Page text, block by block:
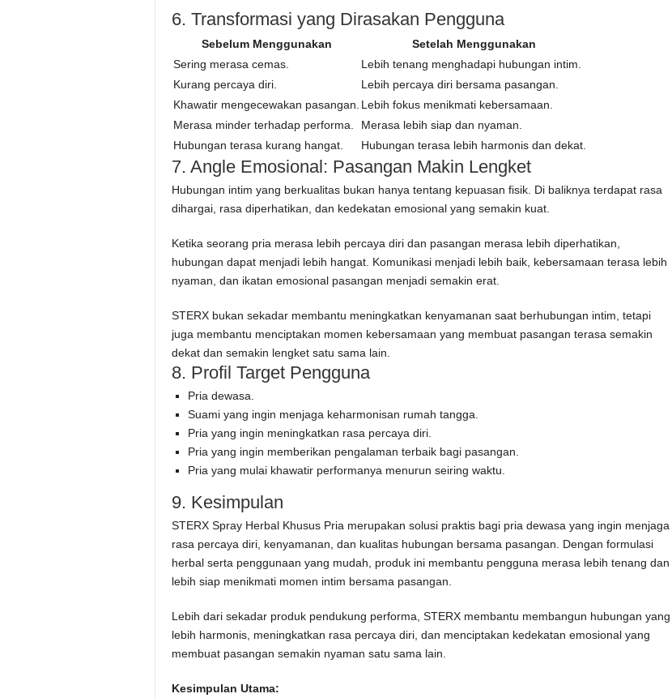
6. Transformasi yang Dirasakan Pengguna
Sebelum Menggunakan
Setelah Menggunakan
Sering merasa cemas.
Lebih tenang menghadapi hubungan intim.
Kurang percaya diri.
Lebih percaya diri bersama pasangan.
Khawatir mengecewakan pasangan. Lebih fokus menikmati kebersamaan.
Merasa minder terhadap performa.
Merasa lebih siap dan nyaman.
Hubungan terasa kurang hangat.
Hubungan terasa lebih harmonis dan dekat.
7. Angle Emosional: Pasangan Makin Lengket
Hubungan intim yang berkualitas bukan hanya tentang kepuasan fisik. Di baliknya terdapat rasa
dihargai, rasa diperhatikan, dan kedekatan emosional yang semakin kuat.
Ketika seorang pria merasa lebih percaya diri dan pasangan merasa lebih diperhatikan,
hubungan dapat menjadi lebih hangat. Komunikasi menjadi lebih baik, kebersamaan terasa lebih
nyaman, dan ikatan emosional pasangan menjadi semakin erat.
STERX bukan sekadar membantu meningkatkan kenyamanan saat berhubungan intim, tetapi
juga membantu menciptakan momen kebersamaan yang membuat pasangan terasa semakin
dekat dan semakin lengket satu sama lain.
8. Profil Target Pengguna
Pria dewasa.
Suami yang ingin menjaga keharmonisan rumah tangga.
Pria yang ingin meningkatkan rasa percaya diri.
Pria yang ingin memberikan pengalaman terbaik bagi pasangan.
Pria yang mulai khawatir performanya menurun seiring waktu.
9. Kesimpulan
STERX Spray Herbal Khusus Pria merupakan solusi praktis bagi pria dewasa yang ingin menjaga
rasa percaya diri, kenyamanan, dan kualitas hubungan bersama pasangan. Dengan formulasi
herbal serta penggunaan yang mudah, produk ini membantu pengguna merasa lebih tenang dan
lebih siap menikmati momen intim bersama pasangan.
Lebih dari sekadar produk pendukung performa, STERX membantu membangun hubungan yang
lebih harmonis, meningkatkan rasa percaya diri, dan menciptakan kedekatan emosional yang
membuat pasangan semakin nyaman satu sama lain.
Kesimpulan Utama: